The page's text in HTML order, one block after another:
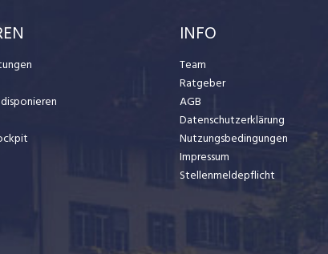
INFO
Team
Ratgeber
AGB
Datenschutzerklärung
Nutzungsbedingungen
Impressum
Stellenmeldepflicht